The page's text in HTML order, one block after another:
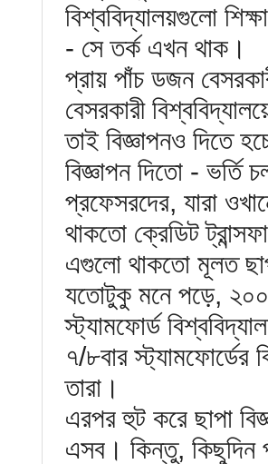
বিশ্ববিদ্যালয়গুলো
- সে তর্ক এখন থাক।
প্রায় পাঁচ ডজন
বেসরকারী
তাই বিজ্ঞাপনও দিতে
বিজ্ঞাপন দিতো - ভর্তি
প্রফেসরদের, যারা
থাকতো ক্রেডিট
এগুলো থাকতো মূলত
যতোটুকু মনে পড়ে,
স্ট্যামফোর্ড
৭/৮বার স্ট্যামফোর্ডের
তারা।
এরপর হুট করে ছাপা
এসব। কিন্তু, কিছুদিন